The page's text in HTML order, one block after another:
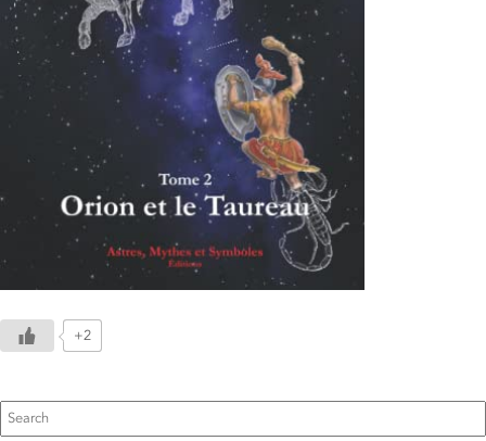
+2
Search
for: